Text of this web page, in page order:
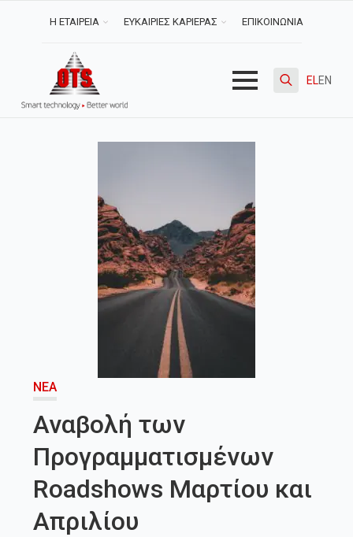
Η ΕΤΑΙΡΕΙΑ ΕΥΚΑΙΡΙΕΣ ΚΑΡΙΕΡΑΣ ΕΠΙΚΟΙΝΩΝΙΑ
ELEN
ΝΈΑ
Αναβολή των
Προγραμματισμένων
Roadshows Μαρτίου και
Απριλίου